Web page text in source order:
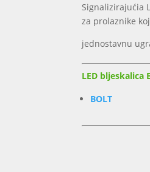
Signalizirajućia
za prolaznike
jednostavnu
LED bljeskalica
BOLT